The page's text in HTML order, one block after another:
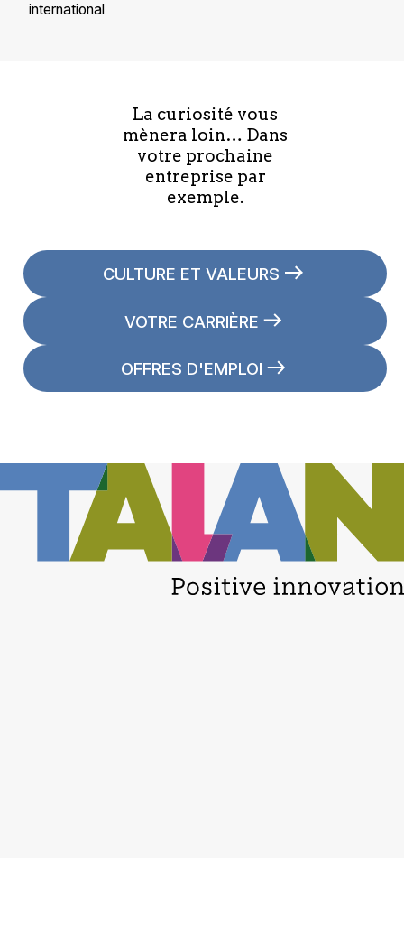
international
La curiosité vous
mènera loin… Dans
votre prochaine
entreprise par
exemple.
CULTURE ET VALEURS
VOTRE CARRIÈRE
OFFRES D'EMPLOI